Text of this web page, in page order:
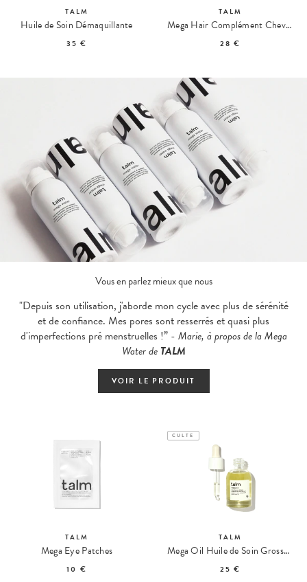
TALM
Huile de Soin Démaquillante
35 €
Vous en parlez mieux que nous
"Depuis son utilisation, j'aborde mon cycle avec plus de sérénité
et de confiance. Mes pores sont resserrés et quasi plus
d'imperfections pré menstruelles !” - Marie, à propos de la Mega
Water de TALM
VOIR LE PRODUIT
TALM
Mega Hair Complément Cheveux Post-Partum
28 €
TALM
Mega Eye Patches
10 €
CULTE
TALM
Mega Oil Huile de Soin Grossesse & Post-Partum Format Voyage
25 €